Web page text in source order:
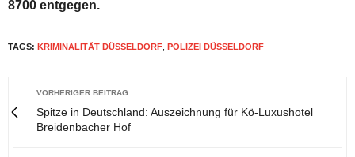
8700 entgegen.
TAGS: KRIMINALITÄT DÜSSELDORF POLIZEI DÜSSELDORF
VORHERIGER BEITRAG
Spitze in Deutschland: Auszeichnung für Kö-Luxushotel
Breidenbacher Hof